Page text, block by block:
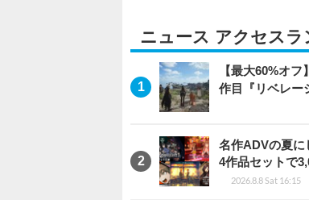
ニュース アクセスラ
【最大60%オ
作目『リベレー
名作ADVの夏に
4作品セットで
2026.8.8 Sat 16:15